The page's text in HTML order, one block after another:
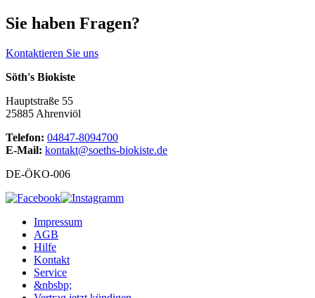
Sie haben Fragen?
Kontaktieren Sie uns
Söth's Biokiste
Hauptstraße 55
25885 Ahrenviöl
Telefon: 04847-8094700
E-Mail: kontakt@soeths-biokiste.de
DE-ÖKO-006
Impressum
AGB
Hilfe
Kontakt
Service
&nbsbp;